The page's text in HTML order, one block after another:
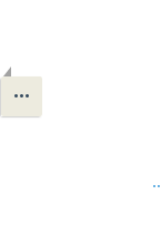
الثاني(1900-1949)